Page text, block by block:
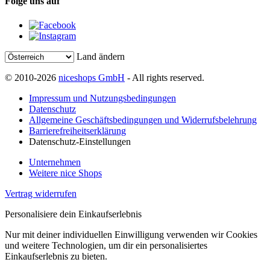
Land ändern
© 2010-2026 niceshops GmbH - All rights reserved.
Impressum und Nutzungsbedingungen
Datenschutz
Allgemeine Geschäftsbedingungen und Widerrufsbelehrung
Barrierefreiheitserklärung
Datenschutz-Einstellungen
Unternehmen
Weitere nice Shops
Vertrag widerrufen
Personalisiere dein Einkaufserlebnis
Nur mit deiner individuellen Einwilligung verwenden wir Cookies
und weitere Technologien, um dir ein personalisiertes
Einkaufserlebnis zu bieten.